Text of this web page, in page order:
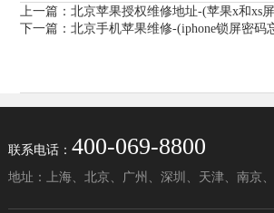
上一篇：北京苹果授权维修地址-(苹果x和xs
下一篇：北京手机苹果维修-(iphone锁屏密码
联系电话： 400-069-8800
地址：上海、北京、广州、深圳、天津、南京